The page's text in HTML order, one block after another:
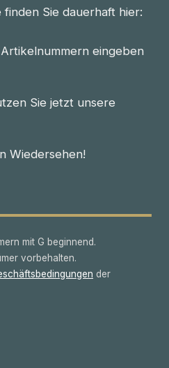
Sie dauerhaft hier:
eingeben
Sie jetzt unsere
Wiedersehen!
mit G beginnend.
vorbehalten.
der